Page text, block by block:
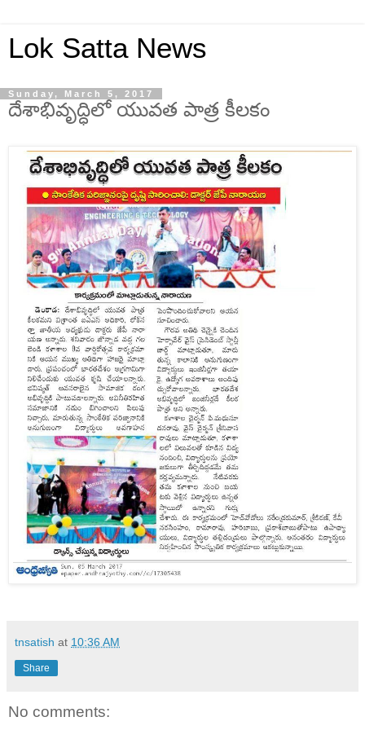
Lok Satta News
Sunday, March 5, 2017
దేశాభివృద్ధిలో యువత పాత్ర కీలకం
tnsatish at 10:36 AM
Share
No comments: